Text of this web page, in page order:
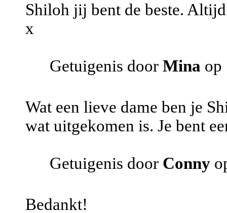
Shiloh jij bent de beste.
x
Getuigenis door Mina op
Wat een lieve dame ben je
wat uitgekomen is. Je bent
Getuigenis door Conny
Bedankt!